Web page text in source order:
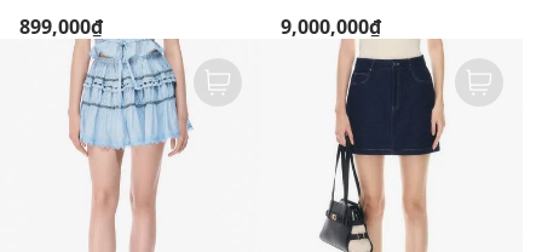
899,000₫ 9,000,000₫